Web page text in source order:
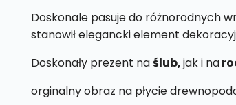
Doskonale pasuje do różnorodnych
stanowił elegancki element
Doskonały prezent naślub,jak i na
orginalny obraz na płycie